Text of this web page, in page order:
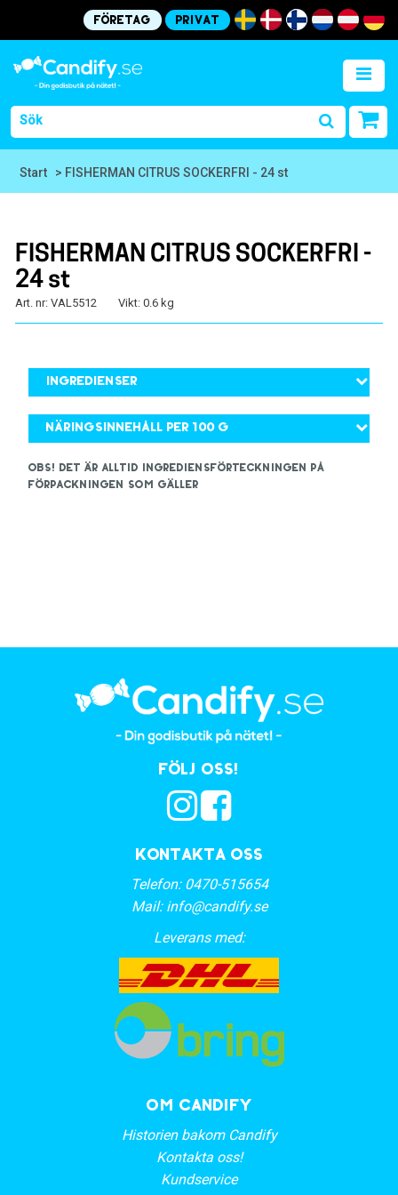
Företag Privat
Start > FISHERMAN CITRUS SOCKERFRI - 24 st
FISHERMAN CITRUS SOCKERFRI -
24 st
Art. nr: VAL5512 Vikt: 0.6 kg
Ingredienser
Näringsinnehåll per 100 g
OBS! Det är alltid ingrediensförteckningen på
förpackningen som gäller
Kontakta oss
Telefon: 0470-515654
Mail: info@candify.se
Leverans med:
Följ oss!
OM CANDIFY
Historien bakom Candify
Kontakta oss!
Kundservice